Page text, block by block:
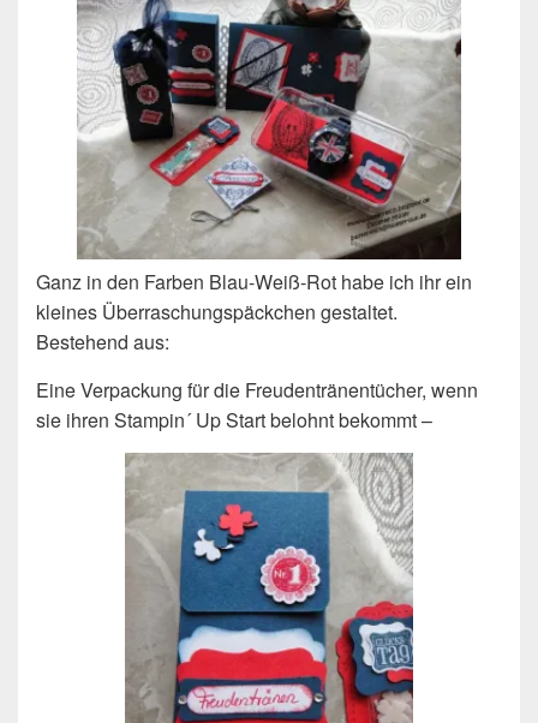
Ganz in den Farben Blau-Weiß-Rot habe ich ihr ein
kleines Überraschungspäckchen gestaltet.
Bestehend aus:
Eine Verpackung für die Freudentränentücher, wenn
sie ihren Stampin´ Up Start belohnt bekommt –